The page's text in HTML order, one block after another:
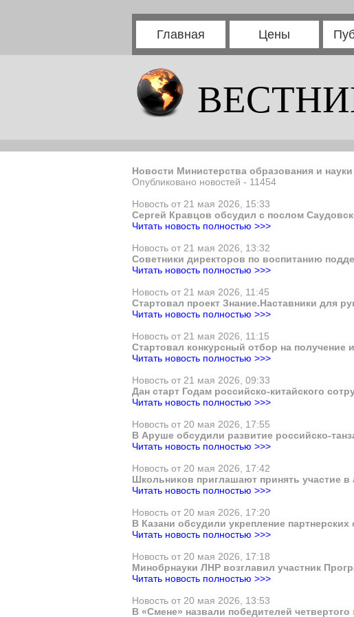
Главная Цены
Новости Министерства образования и
Опубликовано новостей - 11454
Новость от 21 мая 2026, 15:33
Сергей Кравцов обсудил с послом
Читать новость полностью >>>
Новость от 21 мая 2026, 13:32
Советники директоров по воспитанию
Читать новость полностью >>>
Новость от 21 мая 2026, 11:45
Стартовал проект Знание.Наставники для
Читать новость полностью >>>
Новость от 21 мая 2026, 11:15
Стартовал конкурсный отбор на получение
Читать новость полностью >>>
Новость от 21 мая 2026, 09:33
Дан старт Годам российско-китайского
Читать новость полностью >>>
Новость от 20 мая 2026, 17:55
В Аруше обсудили развитие российско-
Читать новость полностью >>>
Новость от 20 мая 2026, 17:42
Школьников приглашают принять участие
Читать новость полностью >>>
Новость от 20 мая 2026, 17:20
В Казани обсудили укрепление
Читать новость полностью >>>
Новость от 20 мая 2026, 17:18
Минобрнауки ЛНР возглавил участник
Читать новость полностью >>>
Новость от 20 мая 2026, 13:53
В «Смене» назвали победителей